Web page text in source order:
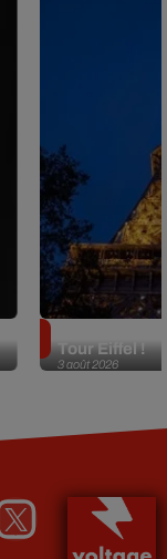
3 août 2026
Tour Eiffel !